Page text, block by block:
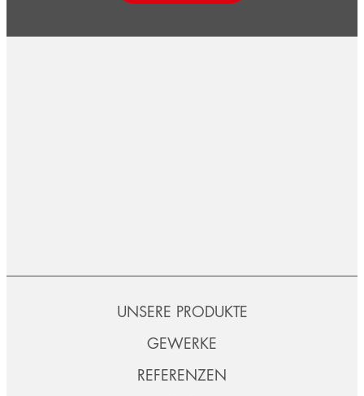
UNSERE PRODUKTE
GEWERKE
REFERENZEN